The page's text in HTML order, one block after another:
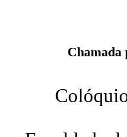
Chamada